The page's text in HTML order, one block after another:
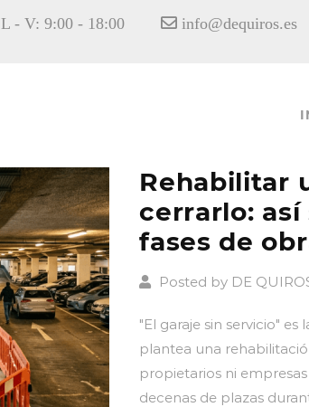
L - V: 9:00 - 18:00 info@dequiros.es
Rehabilitar
cerrarlo:
fases de
Posted by DE
"El garaje sin servicio"
plantea una
propietarios ni
decenas de plazas